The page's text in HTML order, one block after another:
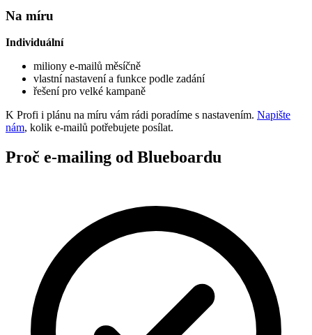
Na míru
Individuální
miliony e-mailů měsíčně
vlastní nastavení a funkce podle zadání
řešení pro velké kampaně
K Profi i plánu na míru vám rádi poradíme s nastavením. Napište
nám, kolik e-mailů potřebujete posílat.
Proč e-mailing od Blueboardu